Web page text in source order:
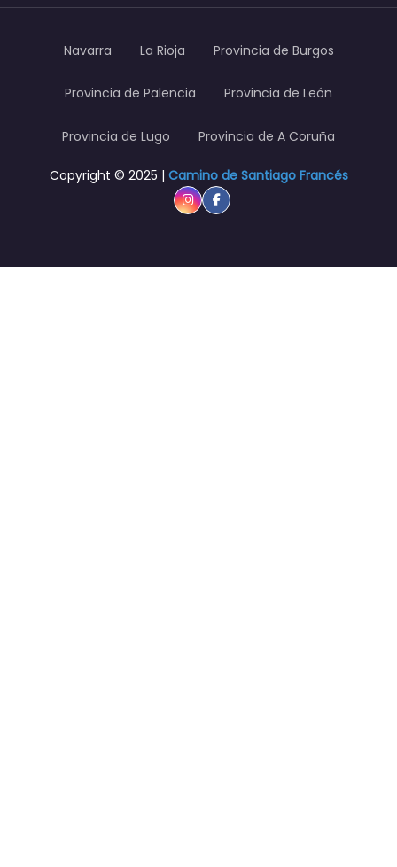
Navarra La Rioja Provincia de Burgos
Provincia de Palencia Provincia de León
Provincia de Lugo Provincia de A Coruña
Copyright © 2025 | Camino de Santiago Francés